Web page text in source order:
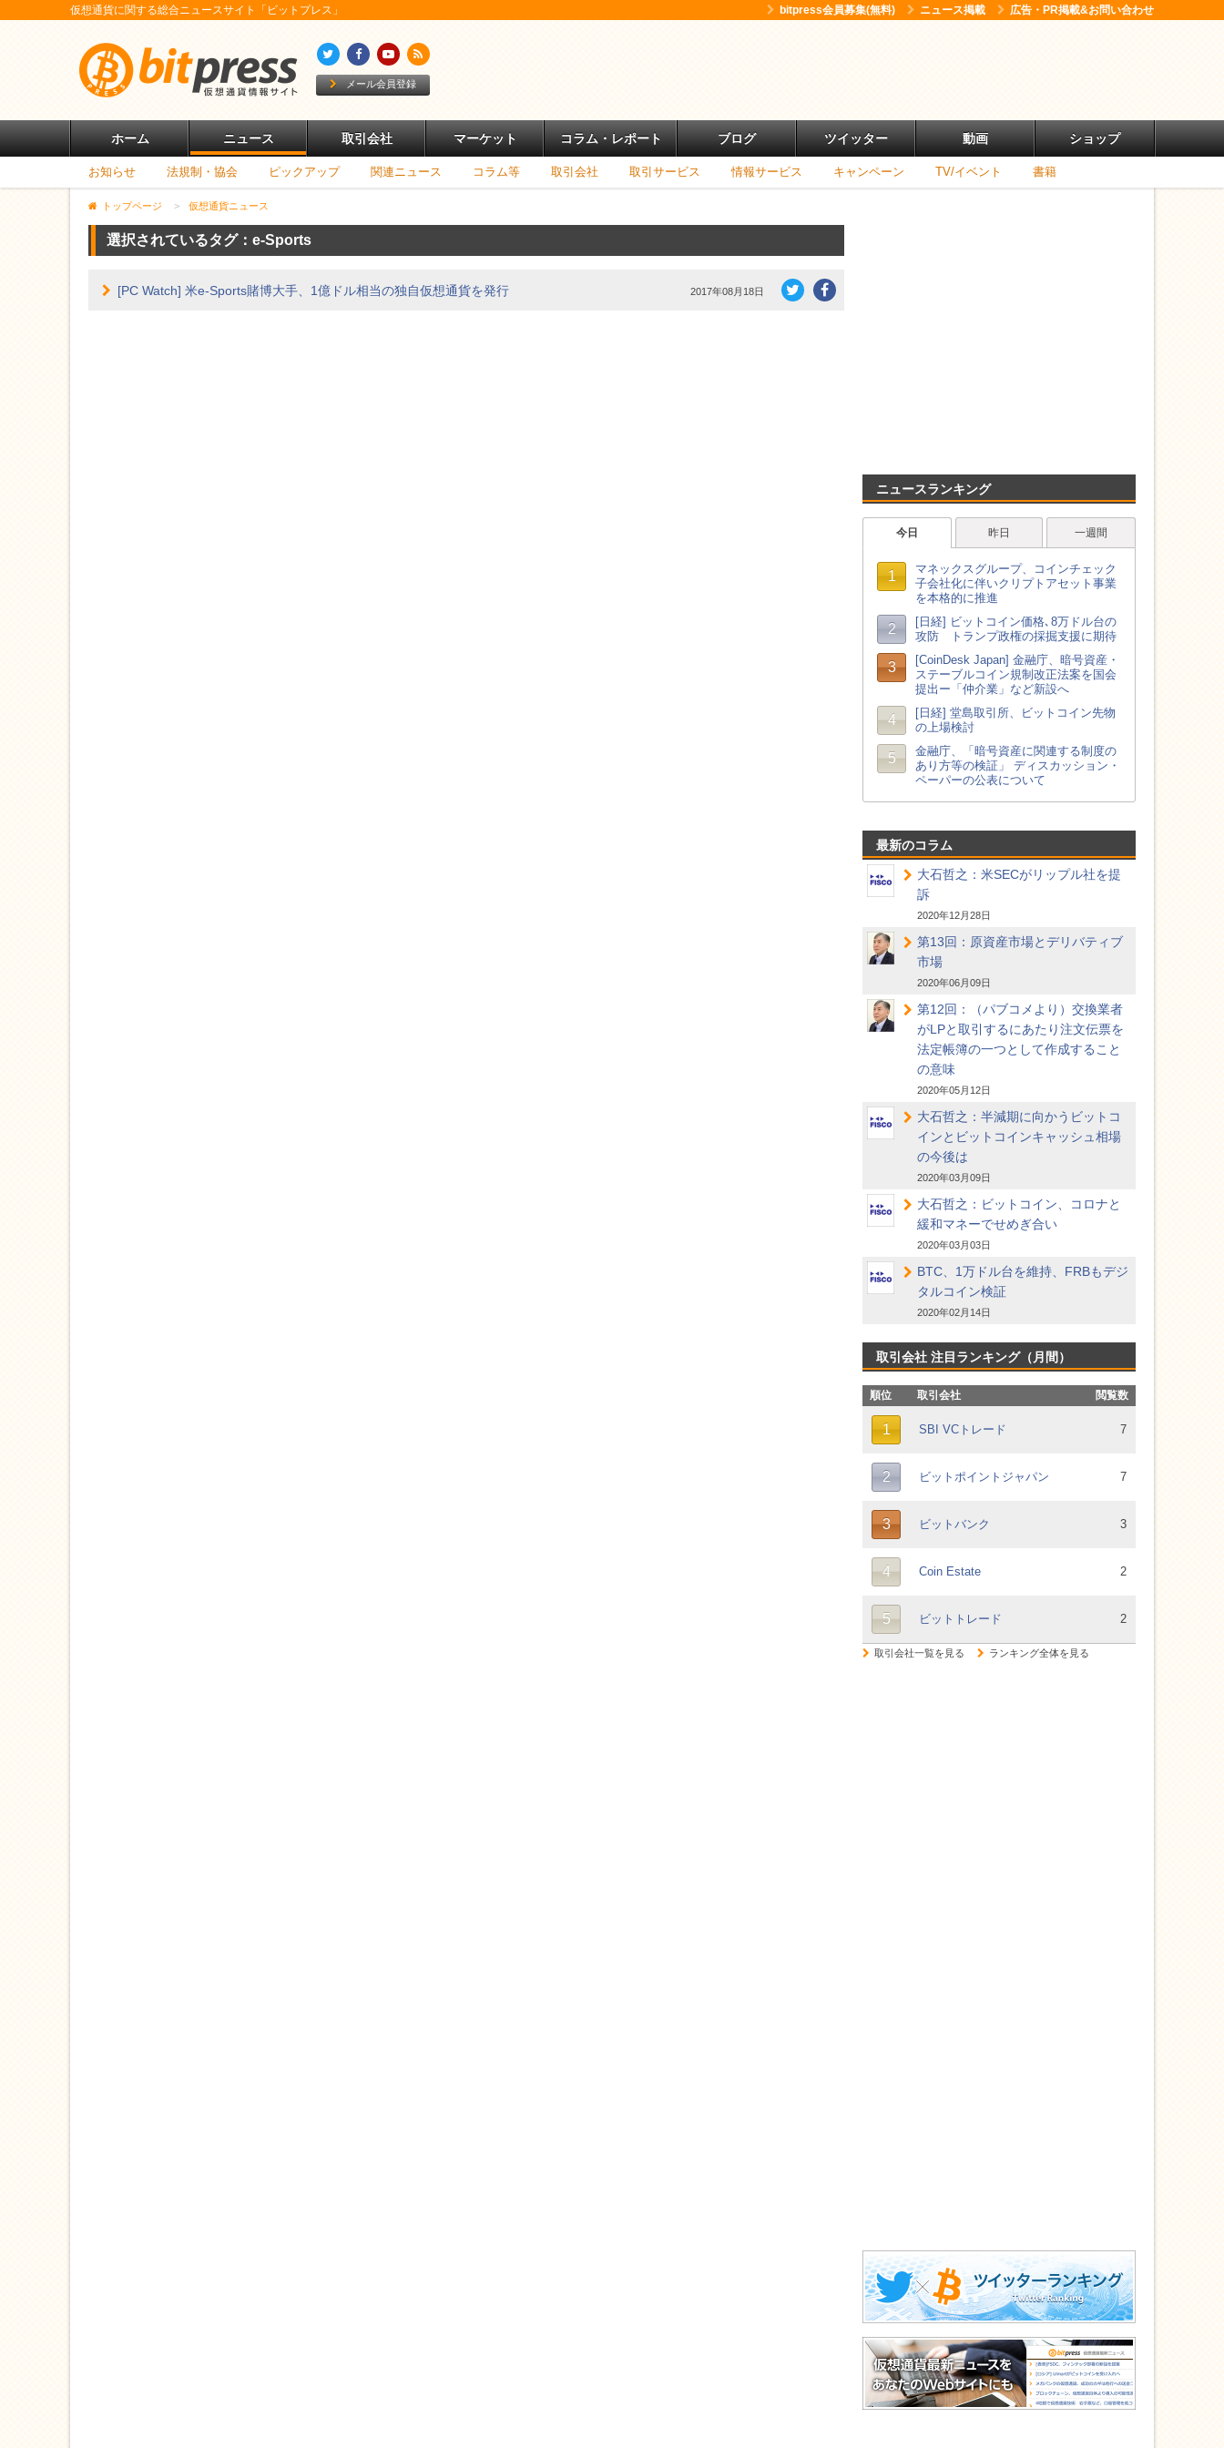
仮想通貨に関する総合ニュースサイト「ビットプレス」 bitpress会員募集(無料) ニュース掲載 広告・PR掲載&お問い合わせ
メール会員登録
ホーム ニュース 取引会社 マーケット コラム・レポート ブログ ツイッター 動画 ショップ
お知らせ 法規制・協会 ピックアップ 関連ニュース コラム等 取引会社 取引サービス 情報サービス キャンペーン TV/イベント 書籍
トップページ > 仮想通貨ニュース
選択されているタグ： e-Sports
[PC Watch] 米e-Sports賭博大手、1億ドル相当の独自仮想通貨を発行 2017年08月18日
ニュースランキング
最新のコラム
大石哲之：米SECがリップル社を提
訴
2020年12月28日
第13回：原資産市場とデリバティブ
市場
2020年06月09日
第12回：（パブコメより）交換業者
がLPと取引するにあたり注文伝票を
法定帳簿の一つとして作成すること
の意味
2020年05月12日
大石哲之：半減期に向かうビットコ
インとビットコインキャッシュ相場
の今後は
2020年03月09日
大石哲之：ビットコイン、コロナと
緩和マネーでせめぎ合い
2020年03月03日
BTC、1万ドル台を維持、FRBもデジ
タルコイン検証
2020年02月14日
取引会社 注目ランキング（月間）